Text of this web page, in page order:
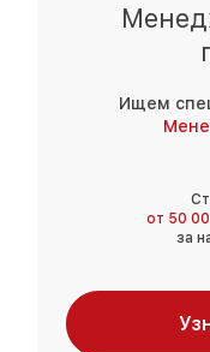
Ищем
от 50
за